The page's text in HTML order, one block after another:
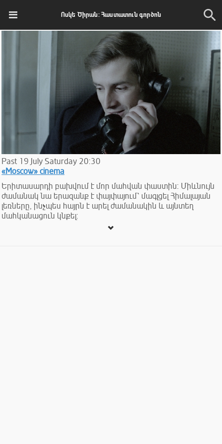
Ոսկե Ծիրան: Հաստատուն գործոն
Past 19 July Saturday 20:30
«Moscow» cinema
Երիտասարդի բախվում է մոր մահվան փաստին: Միևնույն
ժամանակ նա երազանք է փայփայում՝ մագլցել Հիմալայան
լեռները, ինչպես հայրն է արել ժամանակին և այնտեղ
մահկանացուն կնքել: